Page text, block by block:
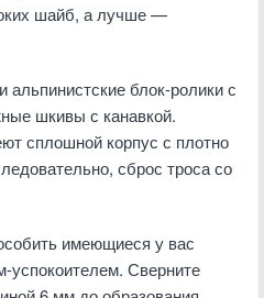
шайб, а лучше —
альпинистские блок-ролики с
шкивы с канавкой.
сплошной корпус с плотно
сброс троса со
имеющиеся у вас
успокоителем. Сверните